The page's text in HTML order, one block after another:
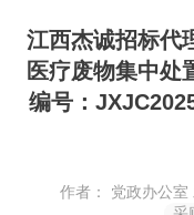
江西杰诚招标代
医疗废物集中处
编号：
作者： 党政办公室